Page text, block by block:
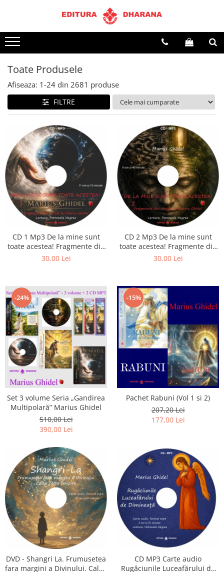
Terapii
Dietoterapie
Toate Produsele
Afiseaza: 1-24 din 2681 produse
FILTRE
CD 1 Mp3 De la mine sunt
toate acestea! Fragmente din
cărțile lui Marius Ghidel
30,00 Lei
CD 2 Mp3 De la mine sunt
toate acestea! Fragmente din
cărțile lui Marius Ghidel
30,00 Lei
-24%
Set 3 volume Seria „Gandirea
Multipolară” Marius Ghidel
510,00 Lei
390,00 Lei
-15%
Pachet Rabuni (Vol 1 si 2)
207,20 Lei
177,00 Lei
DVD - Shangri La. Frumusetea
fara margini a Divinului. Calea
CD MP3 Carte audio
Rugăciunile Luceafărului de